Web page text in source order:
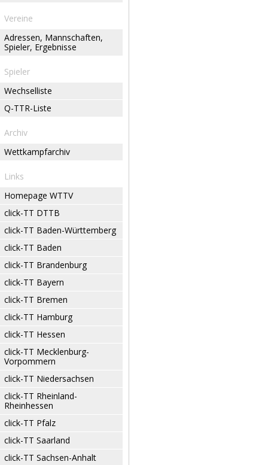
Vereine
Adressen, Mannschaften,
Spieler, Ergebnisse
Spieler
Wechselliste
Q-TTR-Liste
Archiv
Wettkampfarchiv
Links
Homepage WTTV
click-TT DTTB
click-TT Baden-Württemberg
click-TT Baden
click-TT Brandenburg
click-TT Bayern
click-TT Bremen
click-TT Hamburg
click-TT Hessen
click-TT Mecklenburg-
Vorpommern
click-TT Niedersachsen
click-TT Rheinland-
Rheinhessen
click-TT Pfalz
click-TT Saarland
click-TT Sachsen-Anhalt